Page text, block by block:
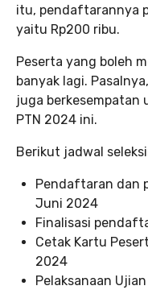
itu, pendaftarannya
yaitu Rp200 ribu.
Peserta yang boleh
banyak lagi.
juga berkesempatan
PTN 2024 ini.
Berikut jadwal
Pendaftaran dan
Juni 2024
Finalisasi
Cetak Kartu
2024
Pelaksanaan